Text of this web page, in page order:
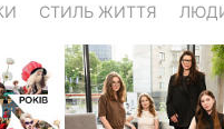
СТИЛЬ ЖИТТЯ